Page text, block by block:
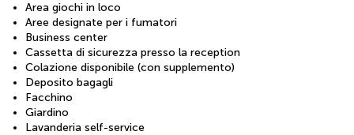
Area giochi in loco
Aree designate per i fumatori
Business center
Cassetta di sicurezza presso la reception
Colazione disponibile (con supplemento)
Deposito bagagli
Facchino
Giardino
Lavanderia self-service